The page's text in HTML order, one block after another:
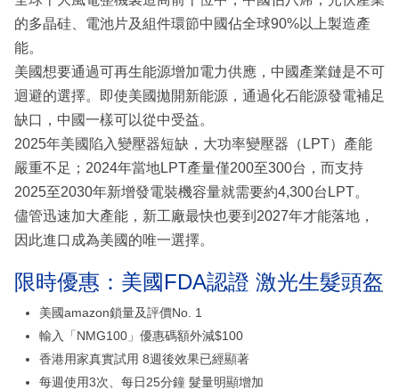
的多晶硅、電池片及組件環節中國佔全球90%以上製造產
能。
美國想要通過可再生能源增加電力供應，中國產業鏈是不可
迴避的選擇。即使美國拋開新能源，通過化石能源發電補足
缺口，中國一樣可以從中受益。
2025年美國陷入變壓器短缺，大功率變壓器（LPT）產能
嚴重不足；2024年當地LPT產量僅200至300台，而支持
2025至2030年新增發電裝機容量就需要約4,300台LPT。
儘管迅速加大產能，新工廠最快也要到2027年才能落地，
因此進口成為美國的唯一選擇。
限時優惠：美國FDA認證 激光生髮頭盔
美國amazon鎖量及評價No. 1
輸入「NMG100」優惠碼額外減$100
香港用家真實試用 8週後效果已經顯著
每週使用3次、每日25分鐘 髮量明顯增加